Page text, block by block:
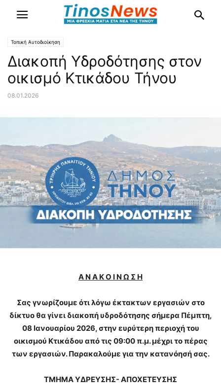
Τοπική Αυτοδιοίκηση
Διακοπή Υδροδότησης στον
οικισμό Κτικάδου Τήνου
08.01.2026
Α Ν Α Κ Ο Ι Ν Ω Σ Η
Σας γνωρίζουμε ότι λόγω έκτακτων εργασιών στο
δίκτυο θα γίνει διακοπή υδροδότησης σήμερα Πέμπτη,
08 Ιανουαρίου 2026, στην ευρύτερη περιοχή του
οικισμού Κτικάδου από τις 09:00 π.μ. μέχρι το πέρας
των εργασιών. Παρακαλούμε για την κατανόησή σας.
ΤΜΗΜΑ ΥΔΡΕΥΣΗΣ- ΑΠΟΧΕΤΕΥΣΗΣ